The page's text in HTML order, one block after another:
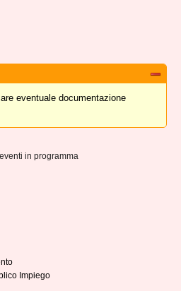
eventuale documentazione
in programma
Impiego